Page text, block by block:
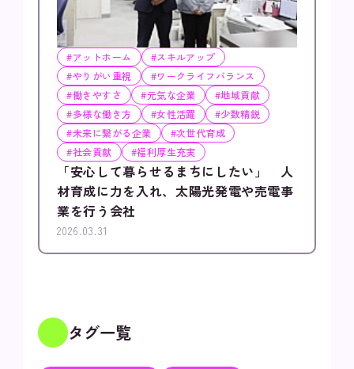
#アットホーム
#スキルアップ
#やりがい重視
#ワークライフバランス
#働きやすさ
#元気な企業
#地域貢献
#多様な働き方
#女性活躍
#少数精鋭
#未来に繋がる企業
#次世代育成
#社会貢献
#福利厚生充実
「安心して暮らせるまちにしたい」 人
材育成に力を入れ、太陽光発電や売電事
業を行う会社
2026.03.31
タグ一覧